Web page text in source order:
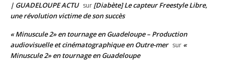
| GUADELOUPE ACTU sur [Diabète] Le capteur Freestyle Libre,
une révolution victime de son succès
« Minuscule 2» en tournage en Guadeloupe – Production
audiovisuelle et cinématographique en Outre-mer sur «
Minuscule 2» en tournage en Guadeloupe